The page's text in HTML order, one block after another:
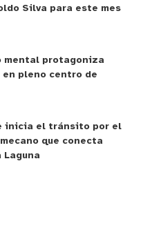
Silva para este mes
mental protagoniza
pleno centro de
inicia el tránsito por el
que conecta
Laguna